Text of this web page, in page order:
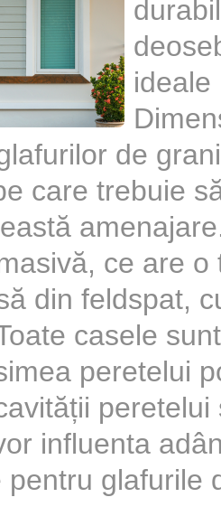
ideale
de
care trebuie
ce are
din feldspat,
casele
peretelui
peretelui
influenta
pentru glafurile